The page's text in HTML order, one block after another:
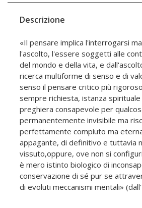
Descrizione
«Il pensare implica l'interrogarsi
l'ascolto, l'essere soggetti alle
del mondo e della vita, e
ricerca multiforme di senso e di
senso il pensare critico più
sempre richiesta, istanza
preghiera consapevole per
permanentemente invisibile ma
perfettamente compiuto ma
appagante, di definitivo e tuttavia
vissuto,oppure, ove non si
è mero istinto biologico di
conservazione di sé pur se
di evoluti meccanismi mentali»